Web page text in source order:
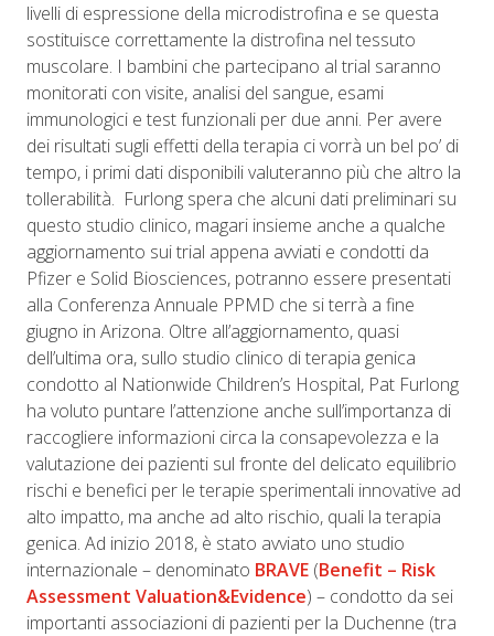
livelli di espressione della microdistrofina e se questa
sostituisce correttamente la distrofina nel tessuto
muscolare. I bambini che partecipano al trial saranno
monitorati con visite, analisi del sangue, esami
immunologici e test funzionali per due anni. Per avere
dei risultati sugli effetti della terapia ci vorrà un bel po’ di
tempo, i primi dati disponibili valuteranno più che altro la
tollerabilità. Furlong spera che alcuni dati preliminari su
questo studio clinico, magari insieme anche a qualche
aggiornamento sui trial appena avviati e condotti da
Pfizer e Solid Biosciences, potranno essere presentati
alla Conferenza Annuale PPMD che si terrà a fine
giugno in Arizona. Oltre all’aggiornamento, quasi
dell’ultima ora, sullo studio clinico di terapia genica
condotto al Nationwide Children’s Hospital, Pat Furlong
ha voluto puntare l’attenzione anche sull’importanza di
raccogliere informazioni circa la consapevolezza e la
valutazione dei pazienti sul fronte del delicato equilibrio
rischi e benefici per le terapie sperimentali innovative ad
alto impatto, ma anche ad alto rischio, quali la terapia
genica. Ad inizio 2018, è stato avviato uno studio
internazionale – denominato BRAVE (Benefit – Risk
Assessment Valuation&Evidence) – condotto da sei
importanti associazioni di pazienti per la Duchenne (tra